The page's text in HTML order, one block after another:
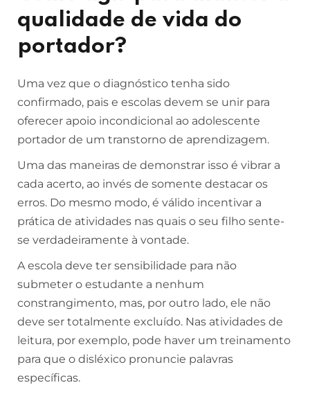
qualidade de vida do
portador?
Uma vez que o diagnóstico tenha sido
confirmado, pais e escolas devem se unir para
oferecer apoio incondicional ao adolescente
portador de um transtorno de aprendizagem.
Uma das maneiras de demonstrar isso é vibrar a
cada acerto, ao invés de somente destacar os
erros. Do mesmo modo, é válido incentivar a
prática de atividades nas quais o seu filho sente-
se verdadeiramente à vontade.
A escola deve ter sensibilidade para não
submeter o estudante a nenhum
constrangimento, mas, por outro lado, ele não
deve ser totalmente excluído. Nas atividades de
leitura, por exemplo, pode haver um treinamento
para que o disléxico pronuncie palavras
específicas.